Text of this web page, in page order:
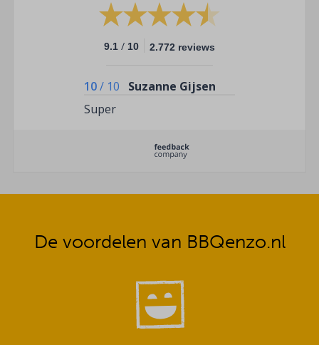
9.1 / 10 2.772 reviews
10/ 10
Suzanne Gijsen
Super
De voordelen van BBQenzo.nl